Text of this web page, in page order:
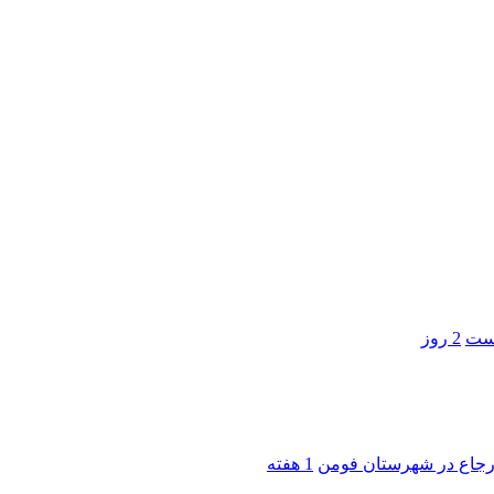
2 روز
ارجاع در شهرستان فومن 1 هفته